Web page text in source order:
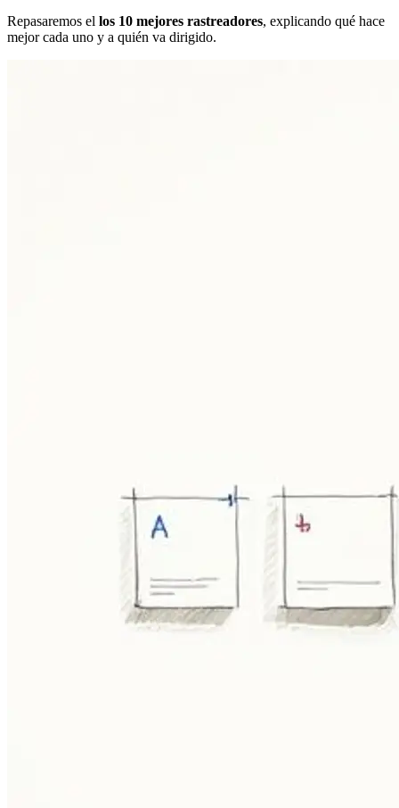
Repasaremos el los 10 mejores rastreadores, explicando qué hace
mejor cada uno y a quién va dirigido.